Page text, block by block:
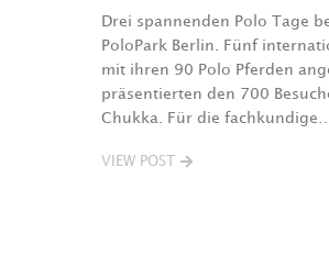
Drei spannenden Polo Tage
PoloPark Berlin. Fünf
mit ihren 90 Polo Pferden
präsentierten den 700
Chukka. Für die fachkundige…
VIEW POST